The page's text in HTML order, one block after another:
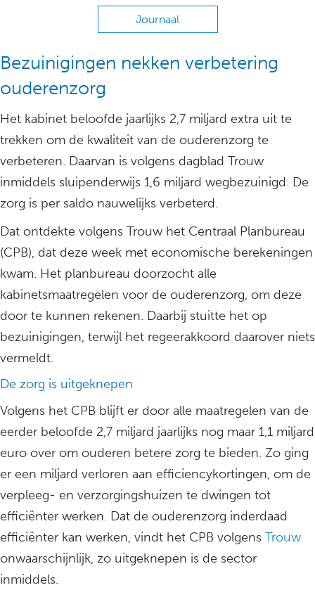
Journaal
Bezuinigingen nekken verbetering
ouderenzorg
Het kabinet beloofde jaarlijks 2,7 miljard extra uit te
trekken om de kwaliteit van de ouderenzorg te
verbeteren. Daarvan is volgens dagblad Trouw
inmiddels sluipenderwijs 1,6 miljard wegbezuinigd. De
zorg is per saldo nauwelijks verbeterd.
Dat ontdekte volgens Trouw het Centraal Planbureau
(CPB), dat deze week met economische berekeningen
kwam. Het planbureau doorzocht alle
kabinetsmaatregelen voor de ouderenzorg, om deze
door te kunnen rekenen. Daarbij stuitte het op
bezuinigingen, terwijl het regeerakkoord daarover niets
vermeldt.
De zorg is uitgeknepen
Volgens het CPB blijft er door alle maatregelen van de
eerder beloofde 2,7 miljard jaarlijks nog maar 1,1 miljard
euro over om ouderen betere zorg te bieden. Zo ging
er een miljard verloren aan efficiencykortingen, om de
verpleeg- en verzorgingshuizen te dwingen tot
efficiënter werken. Dat de ouderenzorg inderdaad
efficiënter kan werken, vindt het CPB volgens Trouw
onwaarschijnlijk, zo uitgeknepen is de sector
inmiddels.